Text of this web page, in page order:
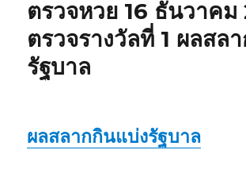
ตรวจหวย 16 ธันวาคม
ตรวจรางวัลที่ 1 ผลสล
รัฐบาล
ผลสลากกินแบ่งรัฐบาล